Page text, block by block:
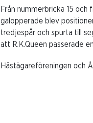
Från nummerbricka 15
galopperade blev
tredjespår och spurta till
att R.K.Queen passerade
Hästägareföreningen och